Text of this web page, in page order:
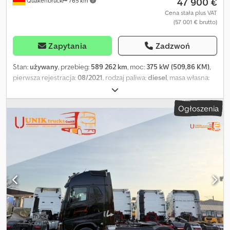
Cena stała plus VAT
(57 001 € brutto)
Zapytania Zadzwoń
Stan:używany, przebieg: 589 262 km, moc: 375 kW (509,86 KM),
pierwsza rejestracja:08/2021 , rodzaj paliwa:diesel , masa własna:
, maksymalna waga ładunku:
18 000 kg, rozmiar opony:385/55 R22,5, następna inspekcja (TÜV):
08/2026, hamulce:retarder, kolor:niebieski, kabin kierowcy:
kabina sypialna, typ przekładni: automatyczny
Euro
6, zawieszenie: stal-powietrze , liczba łóżek:
, całkowita długość:
, całkowita szerokość:
61 580 mm, Rok budowy:
R22,5
klimatyzacja, ogrzewanie postojowe, spojler, system nawigacji,
tempomat
, Stacjonarna klimatyzacja, ABS, reflektory robocze,
elektrycznie regulowane i podgrzewane lusterka zewnętrzne,
zestaw głośnomówiący do telefonu w kabinie, stały spojler
dachowy, blokada mechanizmu różnicowego, elektryczne szyby
Ogłoszenia